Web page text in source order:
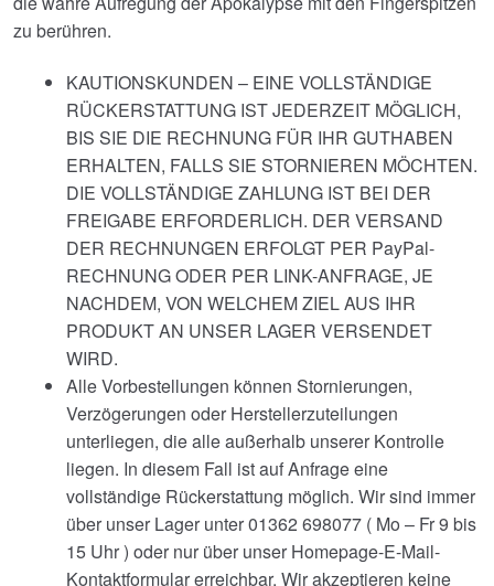
zu berühren.
KAUTIONSKUNDEN – EINE VOLLSTÄNDIGE
RÜCKERSTATTUNG IST JEDERZEIT MÖGLICH,
BIS SIE DIE RECHNUNG FÜR IHR GUTHABEN
ERHALTEN, FALLS SIE STORNIEREN MÖCHTEN.
DIE VOLLSTÄNDIGE ZAHLUNG IST BEI DER
FREIGABE ERFORDERLICH. DER VERSAND
DER RECHNUNGEN ERFOLGT PER PayPal-
RECHNUNG ODER PER LINK-ANFRAGE, JE
NACHDEM, VON WELCHEM ZIEL AUS IHR
PRODUKT AN UNSER LAGER VERSENDET
WIRD.
Alle Vorbestellungen können Stornierungen,
Verzögerungen oder Herstellerzuteilungen
unterliegen, die alle außerhalb unserer Kontrolle
liegen. In diesem Fall ist auf Anfrage eine
vollständige Rückerstattung möglich. Wir sind immer
über unser Lager unter 01362 698077 ( Mo – Fr 9 bis
15 Uhr ) oder nur über unser Homepage-E-Mail-
Kontaktformular erreichbar. Wir akzeptieren keine